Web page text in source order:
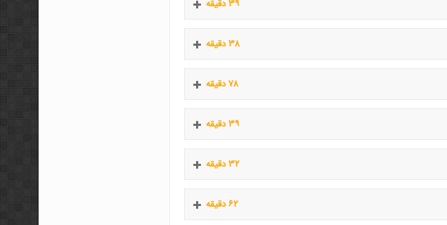
۳۹ دقیقه
۳۸ دقیقه
۷۸ دقیقه
۳۹ دقیقه
۳۲ دقیقه
۶۲ دقیقه